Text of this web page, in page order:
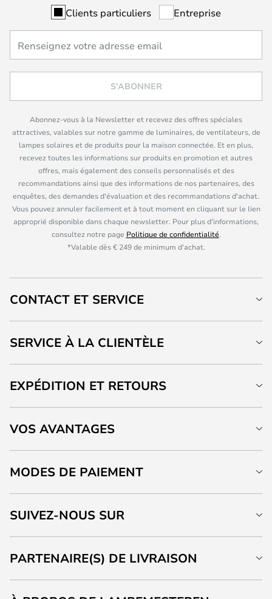
Clients particuliers Entreprise
S'ABONNER
Abonnez-vous à la Newsletter et recevez des offres spéciales
attractives, valables sur notre gamme de luminaires, de ventilateurs, de
lampes solaires et de produits pour la maison connectée. Et en plus,
recevez toutes les informations sur produits en promotion et autres
offres, mais également des conseils personnalisés et des
recommandations ainsi que des informations de nos partenaires, des
enquêtes, des demandes d'évaluation et des recommandations d'achat.
Vous pouvez annuler facilement et à tout moment en cliquant sur le lien
approprié disponible dans chaque newsletter. Pour plus d'informations,
consultez notre page Politique de confidentialité.
*Valable dès € 249 de minimum d'achat.
CONTACT ET SERVICE
SERVICE À LA CLIENTÈLE
EXPÉDITION ET RETOURS
VOS AVANTAGES
MODES DE PAIEMENT
SUIVEZ-NOUS SUR
PARTENAIRE(S) DE LIVRAISON